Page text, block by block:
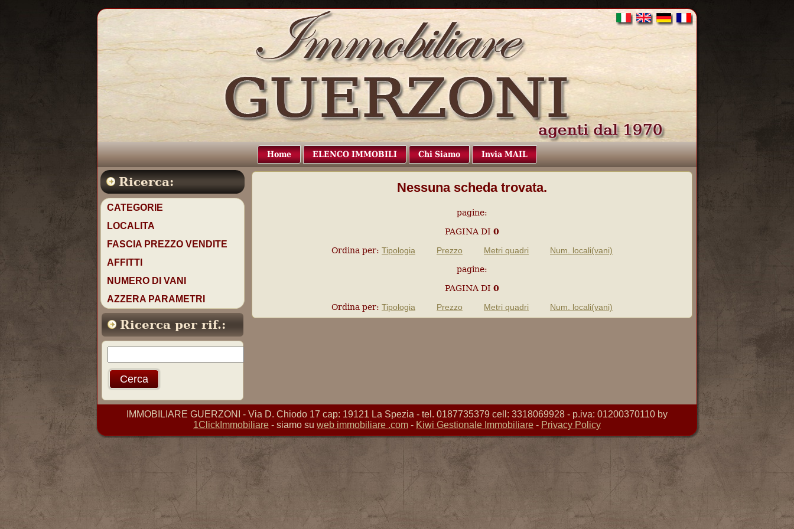
Home ELENCO IMMOBILI Chi Siamo Invia MAIL
Ricerca:
CATEGORIE
LOCALITA
FASCIA PREZZO VENDITE
AFFITTI
NUMERO DI VANI
AZZERA PARAMETRI
Ricerca per rif.:
Nessuna scheda trovata.
pagine:
PAGINA DI 0
Ordina per: Tipologia Prezzo Metri quadri
Num. locali(vani)
pagine:
PAGINA DI 0
Ordina per: Tipologia Prezzo Metri quadri Num. locali(vani)
IMMOBILIARE GUERZONI - Via D. Chiodo 17 cap: 19121 La Spezia - tel. 0187735379 cell: 3318069928 - p.iva: 01200370110 by
1ClickImmobiliare - siamo su web immobiliare .com - Kiwi Gestionale Immobiliare - Privacy Policy